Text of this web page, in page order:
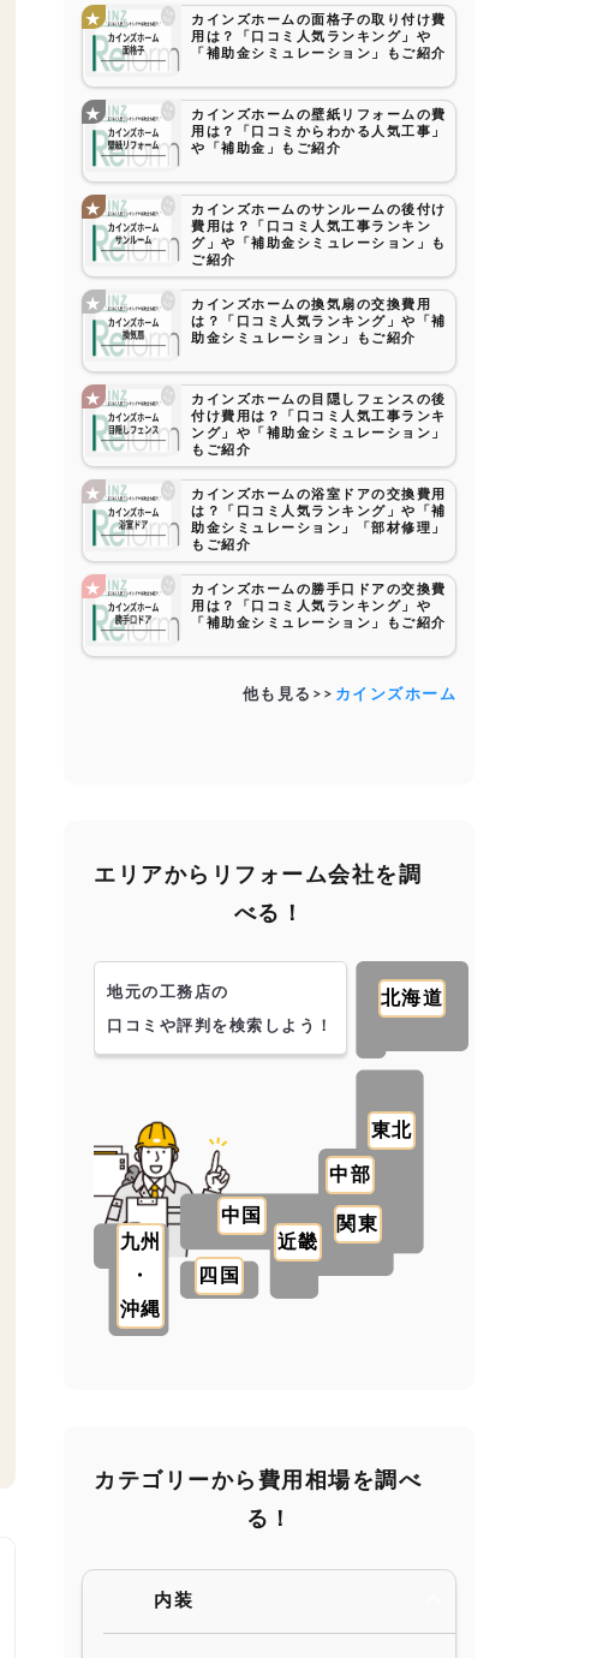
カインズホームの面格子の取り付け費
用は？「口コミ人気ランキング」や
「補助金シミュレーション」もご紹介
カインズホームの壁紙リフォームの費
用は？「口コミからわかる人気工事」
や「補助金」もご紹介
カインズホームのサンルームの後付け
費用は？「口コミ人気工事ランキン
グ」や「補助金シミュレーション」も
ご紹介
カインズホームの換気扇の交換費用
は？「口コミ人気ランキング」や「補
助金シミュレーション」もご紹介
カインズホームの目隠しフェンスの後
付け費用は？「口コミ人気工事ランキ
ング」や「補助金シミュレーション」
もご紹介
カインズホームの浴室ドアの交換費用
は？「口コミ人気ランキング」や「補
助金シミュレーション」「部材修理」
もご紹介
カインズホームの勝手口ドアの交換費
用は？「口コミ人気ランキング」や
「補助金シミュレーション」もご紹介
他も見る>> カインズホーム
エリアからリフォーム会社を調
べる！
北海道
東北
関東
中部
近畿
中国
四国
九州
・
沖縄
地元の工務店の
口コミや評判を検索しよう！
カテゴリーから費用相場を調べ
る！
内装